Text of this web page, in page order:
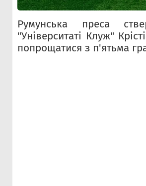
Румунська преса
"Університаті Клуж"
попрощатися з п'ятьма